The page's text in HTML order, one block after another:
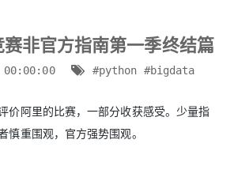
赛非官方指南第一季终结篇
00:00:00 #python #bigdata
价阿里的比赛，一部分收获感受。少量指
慎重围观，官方强势围观。